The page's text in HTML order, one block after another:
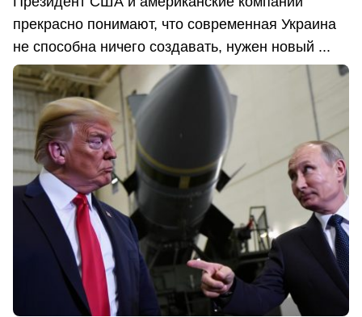
прекрасно понимают, что современная Украина
не способна ничего создавать, нужен новый ...